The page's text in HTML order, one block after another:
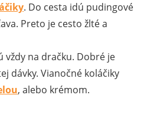
. Do cesta idú pudingové
Preto je cesto žlté a
vždy na dračku. Dobré je
dávky. Vianočné koláčiky
, alebo krémom.